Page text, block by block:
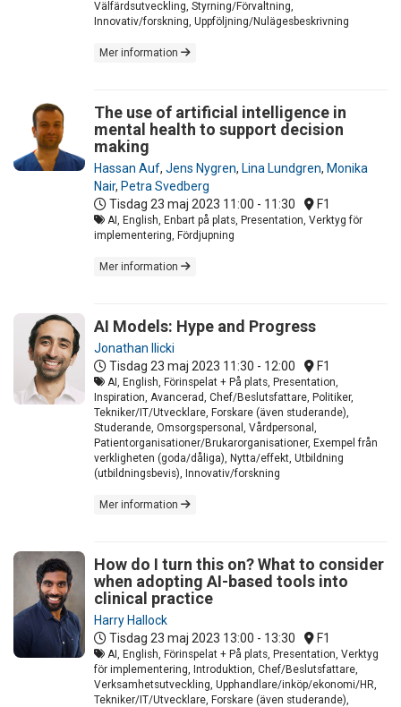
Välfärdsutveckling, Styrning/Förvaltning,
Innovativ/forskning, Uppföljning/Nulägesbeskrivning
Mer information
The use of artificial intelligence in
mental health to support decision
making
Hassan Auf, Jens Nygren, Lina Lundgren, Monika
Nair, Petra Svedberg
Tisdag 23 maj 2023 11:00 - 11:30 F1
AI, English, Enbart på plats, Presentation, Verktyg för
implementering, Fördjupning
Mer information
AI Models: Hype and Progress
Jonathan Ilicki
Tisdag 23 maj 2023 11:30 - 12:00 F1
AI, English, Förinspelat + På plats, Presentation,
Inspiration, Avancerad, Chef/Beslutsfattare, Politiker,
Tekniker/IT/Utvecklare, Forskare (även studerande),
Studerande, Omsorgspersonal, Vårdpersonal,
Patientorganisationer/Brukarorganisationer, Exempel från
verkligheten (goda/dåliga), Nytta/effekt, Utbildning
(utbildningsbevis), Innovativ/forskning
Mer information
How do I turn this on? What to consider
when adopting AI-based tools into
clinical practice
Harry Hallock
Tisdag 23 maj 2023 13:00 - 13:30 F1
AI, English, Förinspelat + På plats, Presentation, Verktyg
för implementering, Introduktion, Chef/Beslutsfattare,
Verksamhetsutveckling, Upphandlare/inköp/ekonomi/HR,
Tekniker/IT/Utvecklare, Forskare (även studerande),